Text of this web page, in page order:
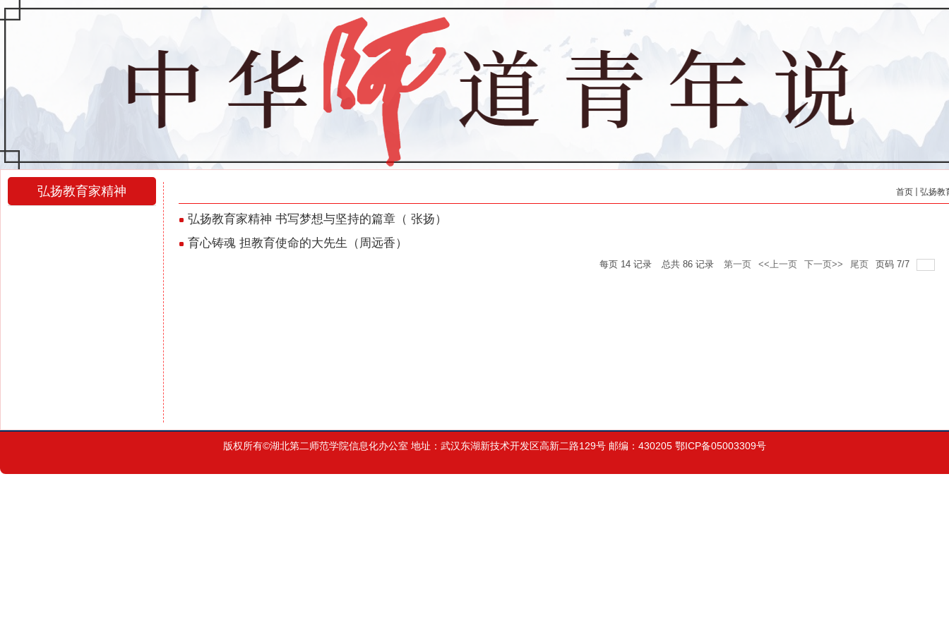
弘扬教育家精神 首页 弘扬教
弘扬教育家精神 书写梦想与坚持的篇章（ 张扬）
育心铸魂 担教育使命的大先生（周远香）
每页 14 记录 总共 86 记录 第一页 <<上一页 下一页>> 尾页 页码 7/7
版权所有©湖北第二师范学院信息化办公室 地址：武汉东湖新技术开发区高新二路129号 邮编：430205 鄂ICP备05003309号